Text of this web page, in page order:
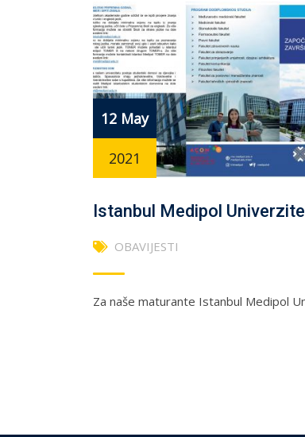
12 May
2021
Istanbul Medipol
OBAVIJESTI
Za naše maturante Istanbul Medipol